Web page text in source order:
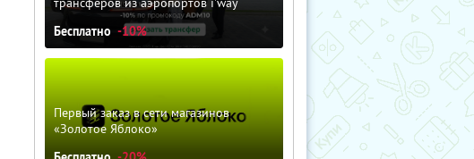
Бесплатно -10%
Первый заказ в сети магазинов
«Золотое Яблоко»